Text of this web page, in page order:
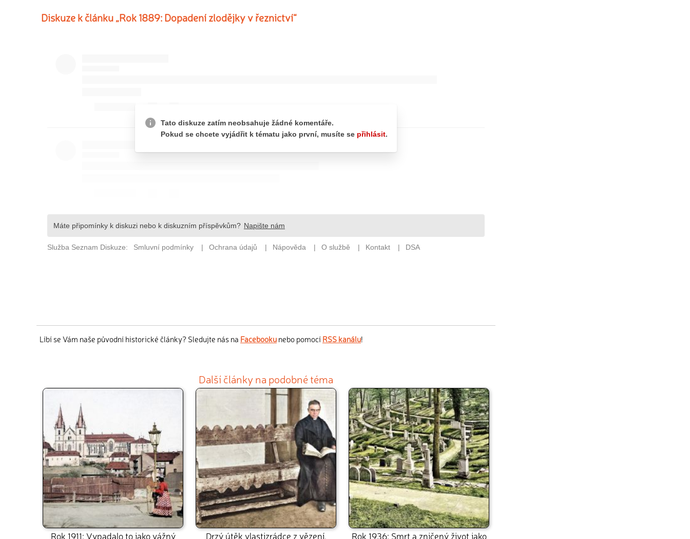
Diskuze k článku „Rok 1889: Dopadení zlodějky v řeznictví“
Líbí se Vám naše původní historické články? Sledujte nás na Facebookunebo pomocí RSS kanálu!
Další články na podobné téma
Rok 1911: Vypadalo to jako vážný Drzý útěk vlastizrádce z vězení, Rok 1936: Smrt a zničený život jako